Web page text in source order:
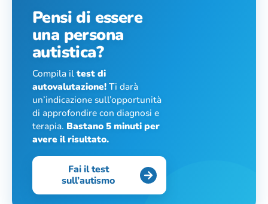
Pensi di essere
una persona
autistica?
Compila iltest di
autovalutazione!Ti darà
un’indicazione sull’opportunità
di approfondire con diagnosi e
terapia. Bastano 5 minuti per
avere il risultato.
Fai il test
sull’autismo